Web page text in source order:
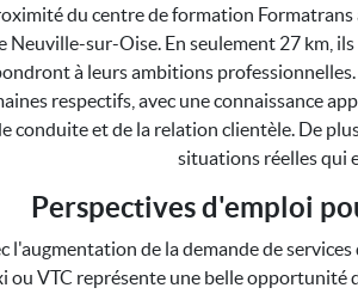
du centre de formation
Neuville-sur-Oise. En seulement 27 km,
à leurs ambitions
respectifs, avec une connaissance
conduite et de la relation clientèle. De
situations réelles qui
Perspectives d'emploi
l'augmentation de la demande de
ou VTC représente une belle opportunité